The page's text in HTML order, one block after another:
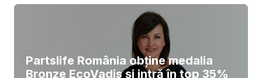
Partslife România obține medalia
Bronze EcoVadis și intră în top 35%